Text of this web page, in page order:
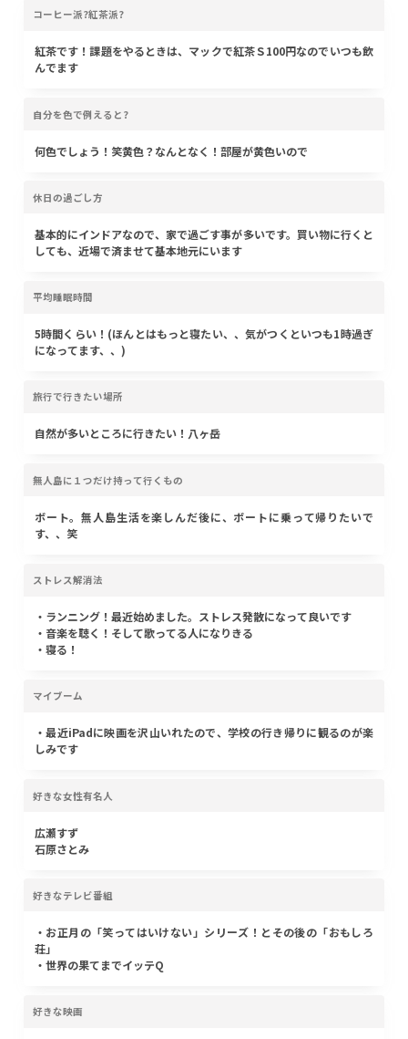
コーヒー派?紅茶派?
紅茶です！課題をやるときは、マックで紅茶Ｓ100円なのでいつも飲
んでます
自分を色で例えると?
何色でしょう！笑黄色？なんとなく！部屋が黄色いので
休日の過ごし方
基本的にインドアなので、家で過ごす事が多いです。買い物に行くと
しても、近場で済ませて基本地元にいます
平均睡眠時間
5時間くらい！(ほんとはもっと寝たい、、気がつくといつも1時過ぎ
になってます、、)
旅行で行きたい場所
自然が多いところに行きたい！八ヶ岳
無人島に１つだけ持って行くもの
ボート。無人島生活を楽しんだ後に、ボートに乗って帰りたいで
す、、笑
ストレス解消法
・ランニング！最近始めました。ストレス発散になって良いです
・音楽を聴く！そして歌ってる人になりきる
・寝る！
マイブーム
・最近iPadに映画を沢山いれたので、学校の行き帰りに観るのが楽
しみです
好きな女性有名人
広瀬すず
石原さとみ
好きなテレビ番組
・お正月の「笑ってはいけない」シリーズ！とその後の「おもしろ
荘」
・世界の果てまでイッテQ
好きな映画